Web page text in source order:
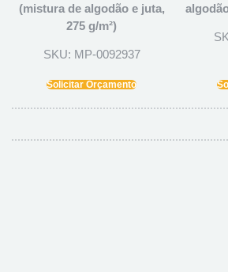
(mistura de algodão e juta,
275 g/m²)
SKU: MP-0092937
Solicitar Orçamento